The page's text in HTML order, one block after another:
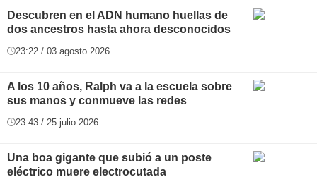
Descubren en el ADN humano huellas de
dos ancestros hasta ahora desconocidos
23:22 / 03 agosto 2026
A los 10 años, Ralph va a la escuela sobre
sus manos y conmueve las redes
23:43 / 25 julio 2026
Una boa gigante que subió a un poste
eléctrico muere electrocutada